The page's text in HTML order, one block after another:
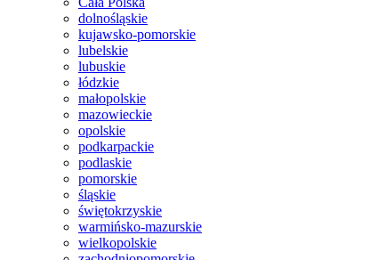
dolnośląskie
kujawsko-pomorskie
lubelskie
lubuskie
łódzkie
małopolskie
mazowieckie
opolskie
podkarpackie
podlaskie
pomorskie
śląskie
świętokrzyskie
warmińsko-mazurskie
wielkopolskie